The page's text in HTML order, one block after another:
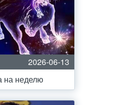
2026-06-13
на неделю